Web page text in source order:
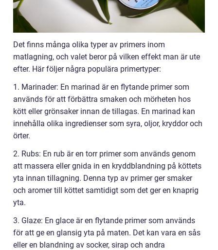
Det finns många olika typer av primers inom
matlagning, och valet beror på vilken effekt man är ute
efter. Här följer några populära primertyper:
1. Marinader: En marinad är en flytande primer som
används för att förbättra smaken och mörheten hos
kött eller grönsaker innan de tillagas. En marinad kan
innehålla olika ingredienser som syra, oljor, kryddor och
örter.
2. Rubs: En rub är en torr primer som används genom
att massera eller gnida in en kryddblandning på köttets
yta innan tillagning. Denna typ av primer ger smaker
och aromer till köttet samtidigt som det ger en knaprig
yta.
3. Glaze: En glace är en flytande primer som används
för att ge en glansig yta på maten. Det kan vara en sås
eller en blandning av socker, sirap och andra